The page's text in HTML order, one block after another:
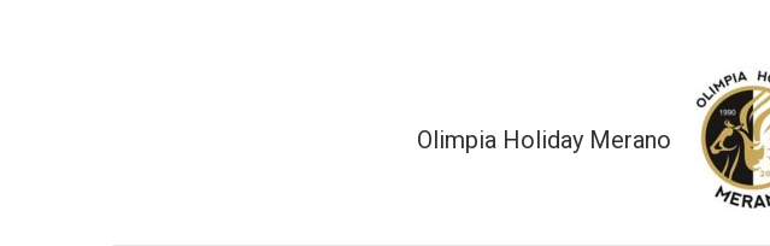
Olimpia Holiday Merano